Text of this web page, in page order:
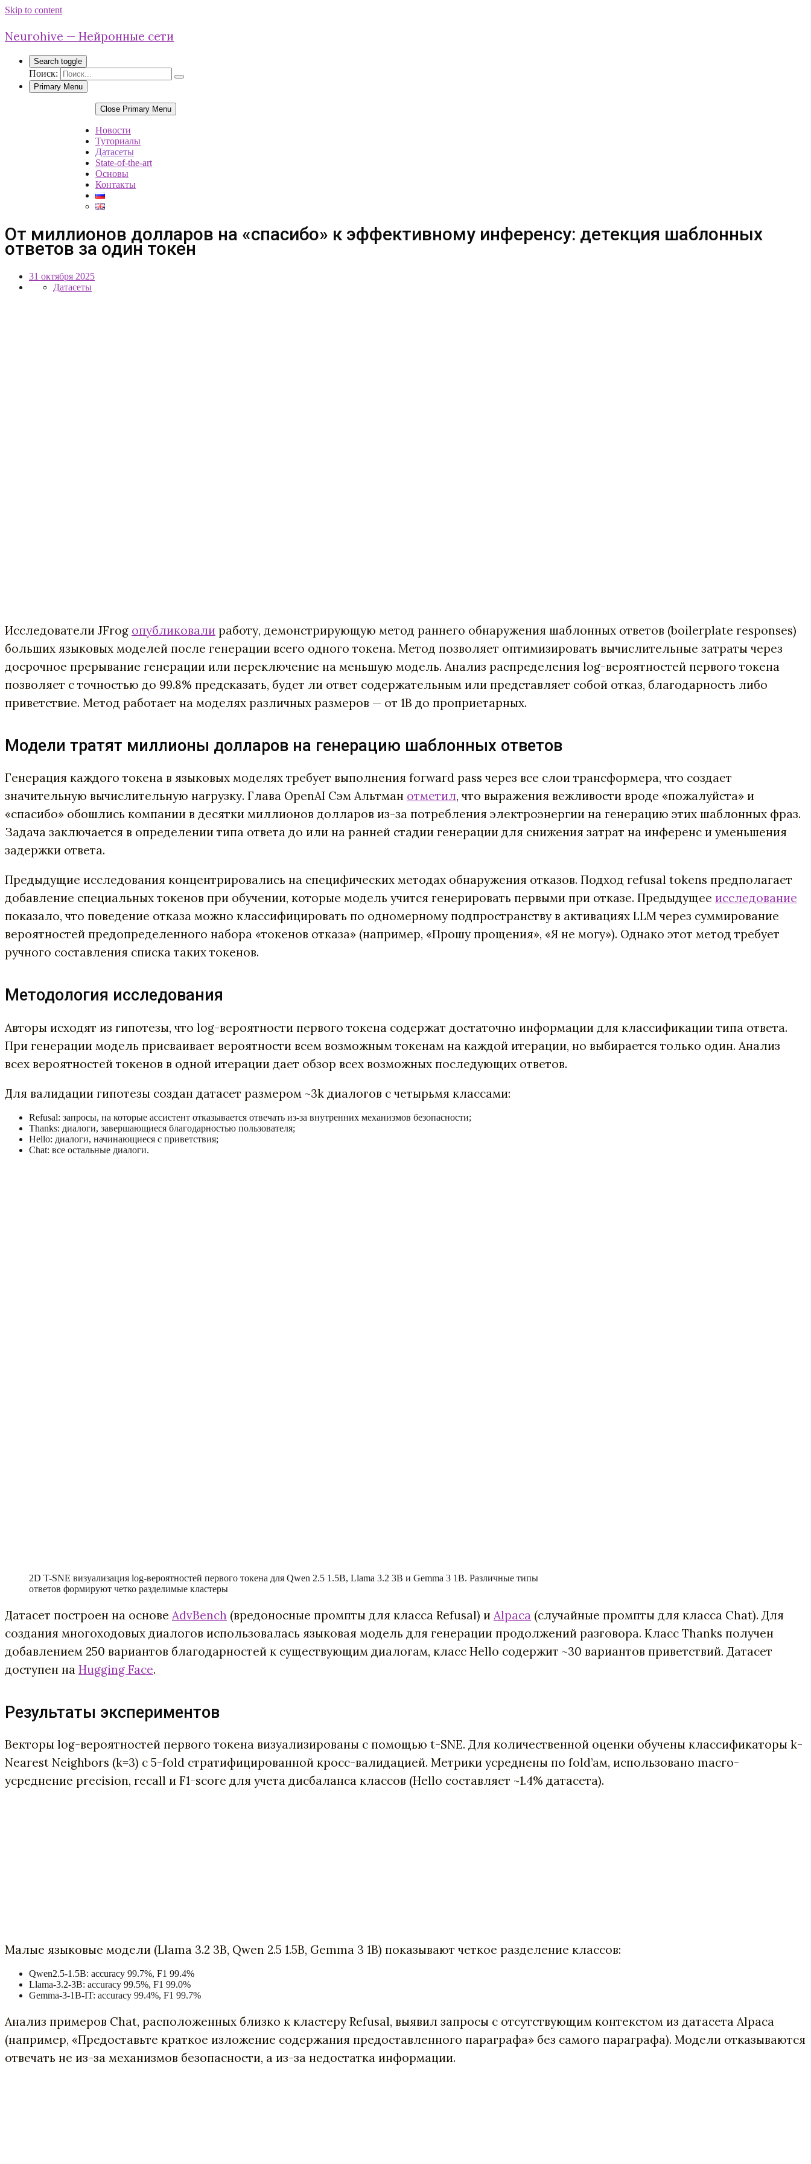
Skip to content
Neurohive — Нейронные сети
Search toggle
Поиск:
Primary Menu
Close Primary Menu
Новости
Туториалы
Датасеты
State-of-the-art
Основы
Контакты
От миллионов долларов на «спасибо» к эффективному инференсу: детекция шаблонных
ответов за один токен
31 октября 2025
Датасеты
Исследователи JFrog опубликовали работу, демонстрирующую метод раннего обнаружения шаблонных ответов (boilerplate responses)
больших языковых моделей после генерации всего одного токена. Метод позволяет оптимизировать вычислительные затраты через
досрочное прерывание генерации или переключение на меньшую модель. Анализ распределения log-вероятностей первого токена
позволяет с точностью до 99.8% предсказать, будет ли ответ содержательным или представляет собой отказ, благодарность либо
приветствие. Метод работает на моделях различных размеров — от 1B до проприетарных.
Модели тратят миллионы долларов на генерацию шаблонных ответов
Генерация каждого токена в языковых моделях требует выполнения forward pass через все слои трансформера, что создает
значительную вычислительную нагрузку. Глава OpenAI Сэм Альтман отметил, что выражения вежливости вроде «пожалуйста» и
«спасибо» обошлись компании в десятки миллионов долларов из-за потребления электроэнергии на генерацию этих шаблонных фраз.
Задача заключается в определении типа ответа до или на ранней стадии генерации для снижения затрат на инференс и уменьшения
задержки ответа.
Предыдущие исследования концентрировались на специфических методах обнаружения отказов. Подход refusal tokens предполагает
добавление специальных токенов при обучении, которые модель учится генерировать первыми при отказе. Предыдущее исследование
показало, что поведение отказа можно классифицировать по одномерному подпространству в активациях LLM через суммирование
вероятностей предопределенного набора «токенов отказа» (например, «Прошу прощения», «Я не могу»). Однако этот метод требует
ручного составления списка таких токенов.
Методология исследования
Авторы исходят из гипотезы, что log-вероятности первого токена содержат достаточно информации для классификации типа ответа.
При генерации модель присваивает вероятности всем возможным токенам на каждой итерации, но выбирается только один. Анализ
всех вероятностей токенов в одной итерации дает обзор всех возможных последующих ответов.
Для валидации гипотезы создан датасет размером ~3k диалогов с четырьмя классами:
Refusal: запросы, на которые ассистент отказывается отвечать из-за внутренних механизмов безопасности;
Thanks: диалоги, завершающиеся благодарностью пользователя;
Hello: диалоги, начинающиеся с приветствия;
Chat: все остальные диалоги.
2D T-SNE визуализация log-вероятностей первого токена для Qwen 2.5 1.5B, Llama 3.2 3B и Gemma 3 1B. Различные типы
ответов формируют четко разделимые кластеры
Датасет построен на основе AdvBench (вредоносные промпты для класса Refusal) и Alpaca (случайные промпты для класса Chat). Для
создания многоходовых диалогов использовалась языковая модель для генерации продолжений разговора. Класс Thanks получен
добавлением 250 вариантов благодарностей к существующим диалогам, класс Hello содержит ~30 вариантов приветствий. Датасет
доступен на Hugging Face.
Результаты экспериментов
Векторы log-вероятностей первого токена визуализированы с помощью t-SNE. Для количественной оценки обучены классификаторы k-
Nearest Neighbors (k=3) с 5-fold стратифицированной кросс-валидацией. Метрики усреднены по fold’ам, использовано macro-
усреднение precision, recall и F1-score для учета дисбаланса классов (Hello составляет ~1.4% датасета).
Малые языковые модели (Llama 3.2 3B, Qwen 2.5 1.5B, Gemma 3 1B) показывают четкое разделение классов:
Qwen2.5-1.5B: accuracy 99.7%, F1 99.4%
Llama-3.2-3B: accuracy 99.5%, F1 99.0%
Gemma-3-1B-IT: accuracy 99.4%, F1 99.7%
Анализ примеров Chat, расположенных близко к кластеру Refusal, выявил запросы с отсутствующим контекстом из датасета Alpaca
(например, «Предоставьте краткое изложение содержания предоставленного параграфа» без самого параграфа). Модели отказываются
отвечать не из-за механизмов безопасности, а из-за недостатка информации.